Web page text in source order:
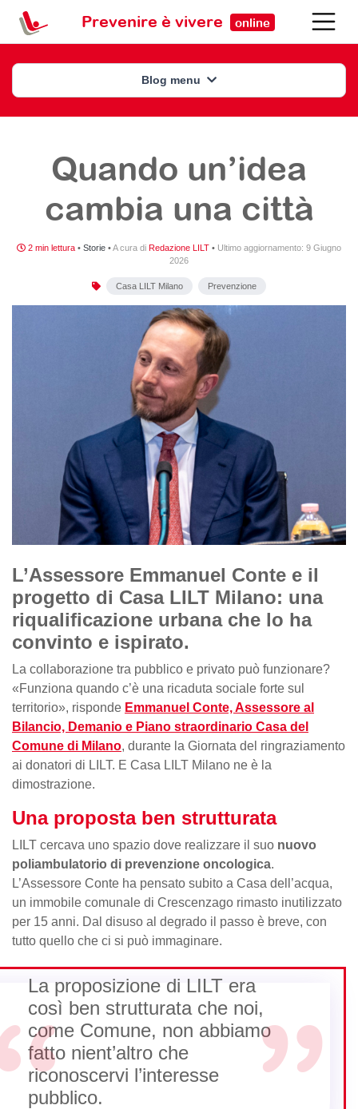
Prevenire è vivere online
Blog menu
Quando un’idea
cambia una città
2 min lettura • Storie •A cura di Redazione LILT • Ultimo aggiornamento: 9 Giugno
2026
Casa LILT Milano Prevenzione
L’Assessore Emmanuel Conte e il
progetto di Casa LILT Milano: una
riqualificazione urbana che lo ha
convinto e ispirato.
La collaborazione tra pubblico e privato può funzionare?
«Funziona quando c’è una ricaduta sociale forte sul
territorio», risponde Emmanuel Conte, Assessore al
Bilancio, Demanio e Piano straordinario Casa del
Comune di Milano, durante la Giornata del ringraziamento
ai donatori di LILT. E Casa LILT Milano ne è la
dimostrazione.
Una proposta ben strutturata
LILT cercava uno spazio dove realizzare il suo nuovo
poliambulatorio di prevenzione oncologica.
L’Assessore Conte ha pensato subito a Casa dell’acqua,
un immobile comunale di Crescenzago rimasto inutilizzato
per 15 anni. Dal disuso al degrado il passo è breve, con
tutto quello che ci si può immaginare.
La proposizione di LILT era
così ben strutturata che noi,
come Comune, non abbiamo
fatto nient’altro che
riconoscervi l’interesse
pubblico.